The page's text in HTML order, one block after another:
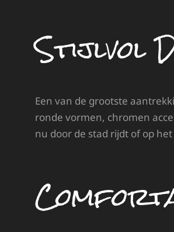
Stijlvol
Een van de grootste
ronde vormen, chromen
nu door de stad rijdt of op